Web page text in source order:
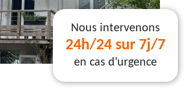
Nous intervenons
24h/24 sur 7j/7
en cas d'urgence